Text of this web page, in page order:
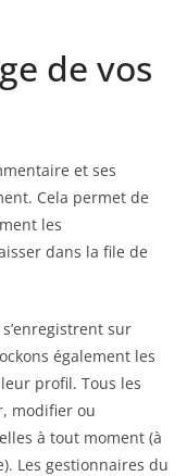
de vos
et ses
Cela permet de
les
dans la file de
sur
également les
profil. Tous les
modifier ou
à tout moment (à
Les gestionnaires du